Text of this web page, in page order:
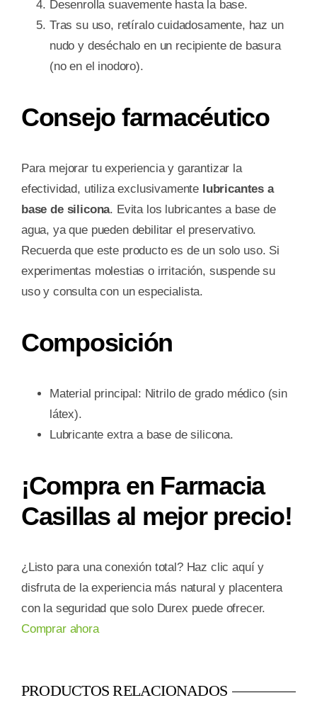
Desenrolla suavemente hasta la base.
Tras su uso, retíralo cuidadosamente, haz un
nudo y deséchalo en un recipiente de basura
(no en el inodoro).
Consejo farmacéutico
Para mejorar tu experiencia y garantizar la
efectividad, utiliza exclusivamente lubricantes a
base de silicona. Evita los lubricantes a base de
agua, ya que pueden debilitar el preservativo.
Recuerda que este producto es de un solo uso. Si
experimentas molestias o irritación, suspende su
uso y consulta con un especialista.
Composición
Material principal: Nitrilo de grado médico (sin
látex).
Lubricante extra a base de silicona.
¡Compra en Farmacia
Casillas al mejor precio!
¿Listo para una conexión total? Haz clic aquí y
disfruta de la experiencia más natural y placentera
con la seguridad que solo Durex puede ofrecer.
Comprar ahora
PRODUCTOS RELACIONADOS